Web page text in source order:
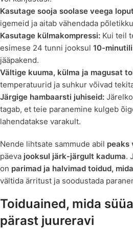
Kasutage sooja soolase veega
igemeid ja aitab vähendada
Kasutage külmakompressi: Kui teil
esimese 24 tunni jooksul 10-
jääpakend.
Vältige kuuma, külma ja magusat
temperatuurid ja suhkur võivad
Järgige hambaarsti juhiseid:
tagab, et teie paranemine kulgeb
lahendatakse varakult.
Nende lihtsate sammude abil peaks
päeva jooksul järk-järgult kaduma.
on parimad ja halvimad toidud,
vältida ärritust ja soodustada
Toiduained, mida
pärast juureravi